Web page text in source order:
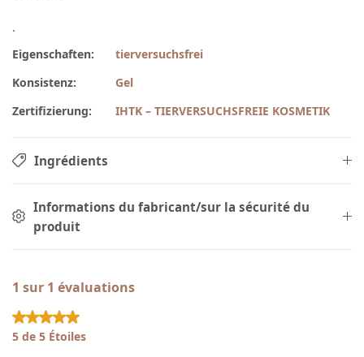
.
Eigenschaften:
tierversuchsfrei
Konsistenz:
Gel
Zertifizierung:
IHTK – TIERVERSUCHSFREIE KOSMETIK
Ingrédients
Informations du fabricant/sur la sécurité du
produit
1 sur 1 évaluations
Note moyenne de 5 sur 5 étoiles
5 de 5 Étoiles